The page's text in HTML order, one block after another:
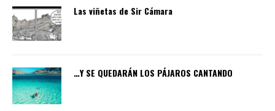
Las viñetas de Sir Cámara
…Y SE QUEDARÁN LOS PÁJAROS CANTANDO